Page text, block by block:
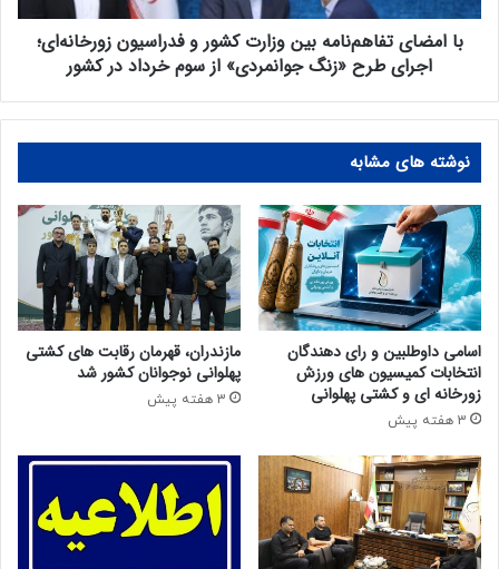
با امضای تفاهم‌نامه بین وزارت کشور و فدراسیون زورخانه‌ای؛
اجرای طرح «زنگ جوانمردی» از سوم خرداد در کشور
نوشته های مشابه
اسامی داوطلبین و رای دهندگان
انتخابات کمیسیون های ورزش
زورخانه ای و کشتی پهلوانی
3 هفته پیش
مازندران، قهرمان رقابت های کشتی
پهلوانی نوجوانان کشور شد
3 هفته پیش